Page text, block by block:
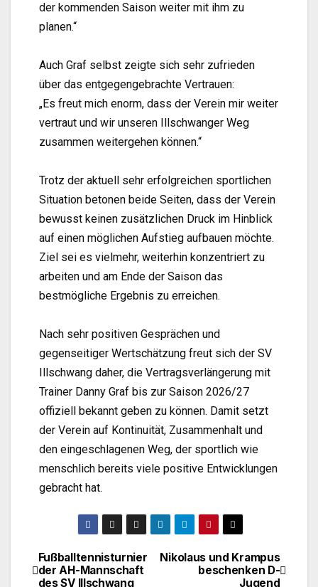
der kommenden Saison weiter mit ihm zu
planen.“
Auch Graf selbst zeigte sich sehr zufrieden
über das entgegengebrachte Vertrauen:
„Es freut mich enorm, dass der Verein mir weiter
vertraut und wir unseren Illschwanger Weg
zusammen weitergehen können.“
Trotz der aktuell sehr erfolgreichen sportlichen
Situation betonen beide Seiten, dass der Verein
bewusst keinen zusätzlichen Druck im Hinblick
auf einen möglichen Aufstieg aufbauen möchte.
Ziel sei es vielmehr, weiterhin konzentriert zu
arbeiten und am Ende der Saison das
bestmögliche Ergebnis zu erreichen.
Nach sehr positiven Gesprächen und
gegenseitiger Wertschätzung freut sich der SV
Illschwang daher, die Vertragsverlängerung mit
Trainer Danny Graf bis zur Saison 2026/27
offiziell bekannt geben zu können. Damit setzt
der Verein auf Kontinuität, Zusammenhalt und
den eingeschlagenen Weg, der sportlich wie
menschlich bereits viele positive Entwicklungen
gebracht hat.
Nikolaus und Krampus
beschenken D-
Jugend
Fußballtennisturnier
der AH-Mannschaft
des SV Illschwang